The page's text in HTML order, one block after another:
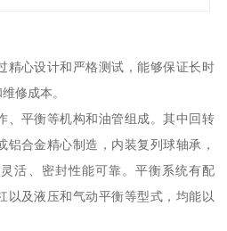
精心设计和严格测试，能够保证长时
修成本。
、平衡等机构和油管组成。其中回转
合金精心制造，内装复列球轴承，
活、密封性能可靠。平衡系统有配
以及液压和气动平衡等型式，均能以